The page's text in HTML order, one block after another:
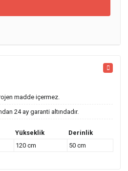
madde içermez.
24 ay garanti altındadır.
Yükseklik
Derinlik
120 cm 50 cm